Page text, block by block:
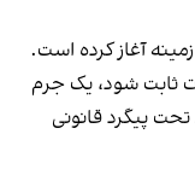
آغاز کرده است.
ثابت شود، یک جرم
پیگرد قانونی